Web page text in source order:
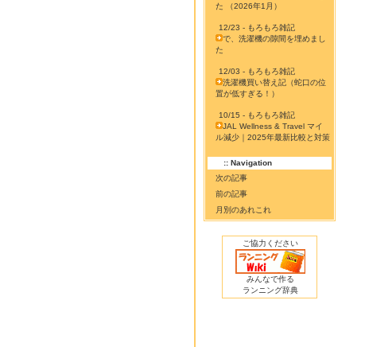
た （2026年1月）
12/23 - もろもろ雑記
で、洗濯機の隙間を埋めまし
た
12/03 - もろもろ雑記
洗濯機買い替え記（蛇口の位
置が低すぎる！）
10/15 - もろもろ雑記
JAL Wellness & Travel マイ
ル減少｜2025年最新比較と対策
:: Navigation
次の記事
前の記事
月別のあれこれ
ご協力ください
みんなで作る
ランニング辞典